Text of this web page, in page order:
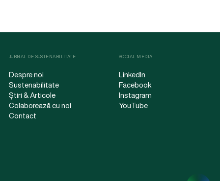
JURNAL DE SUSTENABILITATE
Despre noi
Sustenabilitate
Știri & Articole
Colaborează cu noi
Contact
SOCIAL MEDIA
LinkedIn
Facebook
Instagram
YouTube